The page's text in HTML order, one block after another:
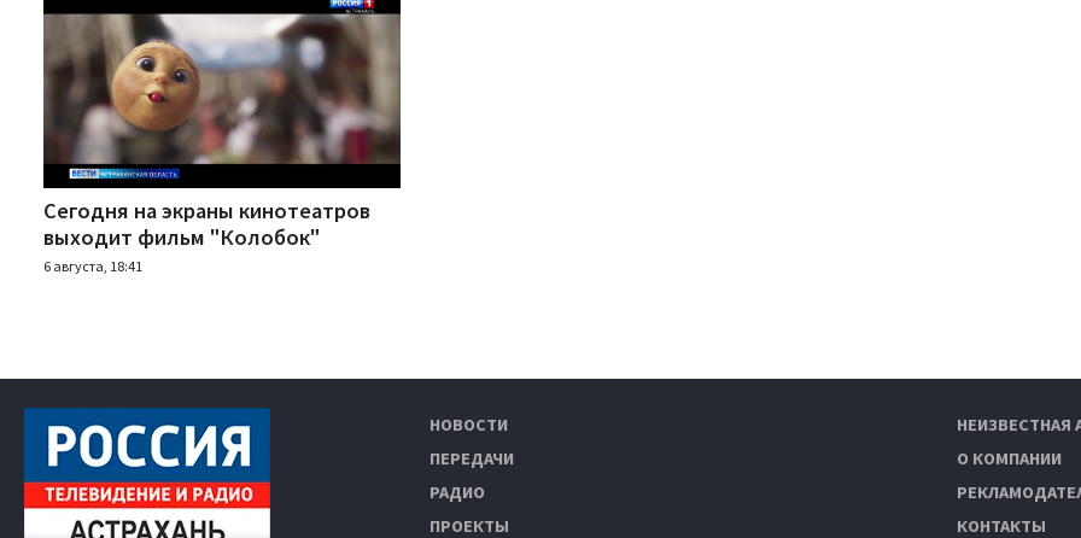
Сегодня на экраны кинотеатров
выходит фильм "Колобок"
6 августа, 18:41
НОВОСТИ
ПЕРЕДАЧИ
РАДИО
ПРОЕКТЫ
НЕИЗВЕСТНАЯ
О КОМПАНИИ
КОНТАКТЫ